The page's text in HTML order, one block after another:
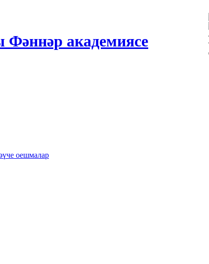
Фәннәр академиясе
оешмалар